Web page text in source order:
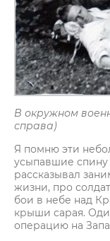
В окружном
справа)
Я помню эти
усыпавшие спину
рассказывал
жизни, про
бои в небе над
крыши сарая.
операцию на